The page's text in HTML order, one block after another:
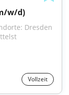
w/d)
Dresden
Vollzeit